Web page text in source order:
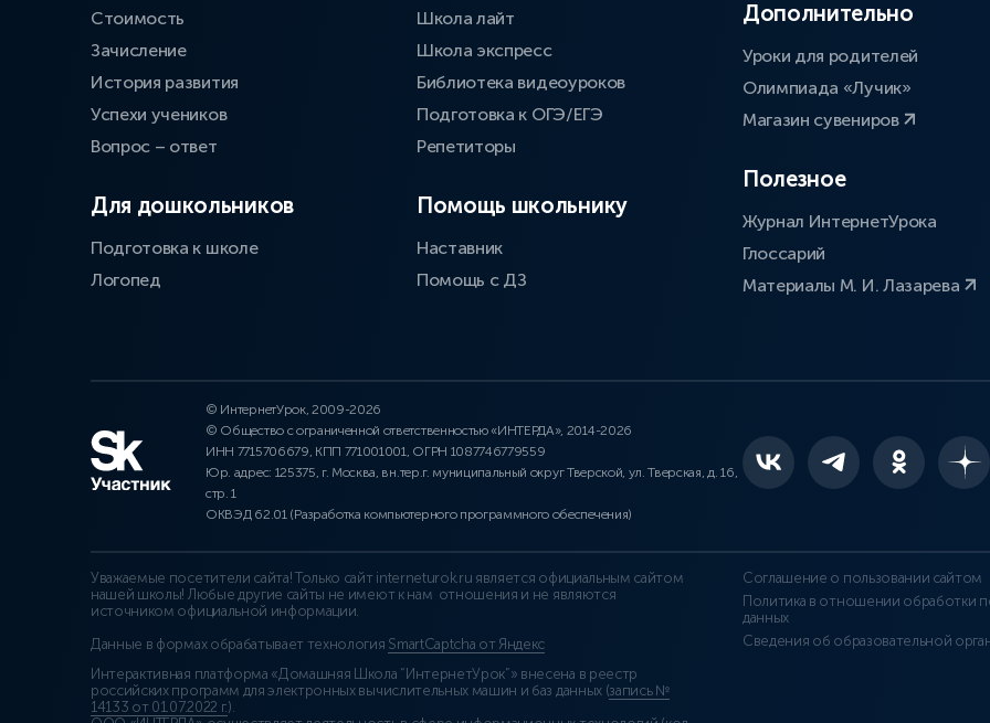
Стоимость
Зачисление
История развития
Успехи учеников
Вопрос – ответ
Для дошкольников
Подготовка к школе
Логопед
Школа лайт
Школа экспресс
Библиотека видеоуроков
Подготовка к ОГЭ/ЕГЭ
Репетиторы
Помощь школьнику
Наставник
Помощь с ДЗ
Дополнительно
Уроки для родителей
Олимпиада «Лучик»
Магазин сувениров
Полезное
Журнал ИнтернетУрока
Глоссарий
Материалы М. И. Лазарева
© ИнтернетУрок, 2009-2026
© Общество с ограниченной ответственностью «ИНТЕРДА», 2014-2026
ИНН 7715706679, КПП 771001001, ОГРН 1087746779559
Юр. адрес: 125375, г. Москва, вн.тер.г. муниципальный округ Тверской, ул. Тверская, д. 16,
стр. 1
ОКВЭД 62.01 (Разработка компьютерного программного обеспечения)
Уважаемые посетители сайта! Только сайт interneturok.ru является официальным сайтом
нашей школы! Любые другие сайты не имеют к нам отношения и не являются
источником официальной информации.
Данные в формах обрабатывает технология SmartCaptcha от Яндекс
Интерактивная платформа «Домашняя Школа “ИнтернетУрок”» внесена в реестр
российских программ для электронных вычислительных машин и баз данных (запись №
14133 от 01.07.2022 г.).
Соглашение о пользовании сайтом
Политика в отношении обработки
данных
Сведения об образовательной